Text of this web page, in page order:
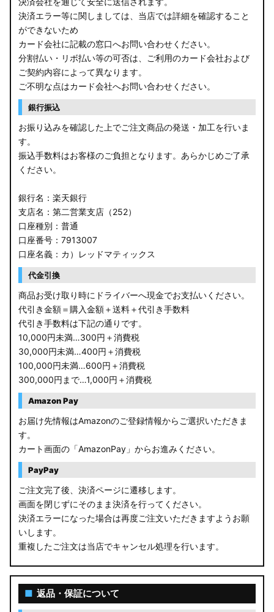
決済エラー等に関しましては、当店では詳細を確認すること
ができないため
カード会社に記載の窓口へお問い合わせください。
分割払い・リボ払い等の可否は、ご利用のカード会社および
ご契約内容によって異なります。
ご不明な点はカード会社へお問い合わせください。
銀行振込
お振り込みを確認した上でご注文商品の発送・加工を行いま
す。
振込手数料はお客様のご負担となります。あらかじめご了承
ください。
銀行名：楽天銀行
支店名：第二営業支店（252）
口座種別：普通
口座番号：7913007
口座名義：カ）レッドマティックス
代金引換
商品お受け取り時にドライバーへ現金でお支払いください。
代引き金額＝購入金額＋送料＋代引き手数料
代引き手数料は下記の通りです。
10,000円未満…300円＋消費税
30,000円未満…400円＋消費税
100,000円未満…600円＋消費税
300,000円まで…1,000円＋消費税
Amazon Pay
お届け先情報はAmazonのご登録情報からご選択いただきま
す。
カート画面の「AmazonPay」からお進みください。
PayPay
ご注文完了後、決済ページに遷移します。
画面を閉じずにそのまま決済を行ってください。
決済エラーになった場合は再度ご注文いただきますようお願
いします。
重複したご注文は当店でキャンセル処理を行います。
■ 返品・保証について